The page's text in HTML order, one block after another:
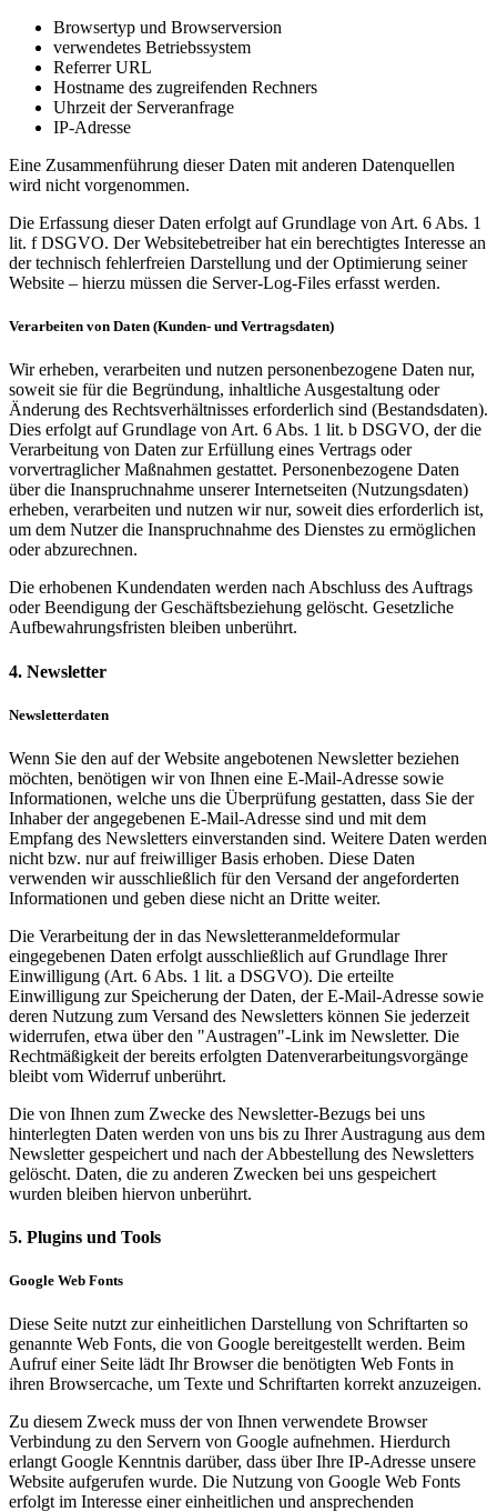
Browsertyp und Browserversion
verwendetes Betriebssystem
Referrer URL
Hostname des zugreifenden Rechners
Uhrzeit der Serveranfrage
IP-Adresse
Eine Zusammenführung dieser Daten mit anderen Datenquellen
wird nicht vorgenommen.
Die Erfassung dieser Daten erfolgt auf Grundlage von Art. 6 Abs. 1
lit. f DSGVO. Der Websitebetreiber hat ein berechtigtes Interesse an
der technisch fehlerfreien Darstellung und der Optimierung seiner
Website – hierzu müssen die Server-Log-Files erfasst werden.
Verarbeiten von Daten (Kunden- und Vertragsdaten)
Wir erheben, verarbeiten und nutzen personenbezogene Daten nur,
soweit sie für die Begründung, inhaltliche Ausgestaltung oder
Änderung des Rechtsverhältnisses erforderlich sind (Bestandsdaten).
Dies erfolgt auf Grundlage von Art. 6 Abs. 1 lit. b DSGVO, der die
Verarbeitung von Daten zur Erfüllung eines Vertrags oder
vorvertraglicher Maßnahmen gestattet. Personenbezogene Daten
über die Inanspruchnahme unserer Internetseiten (Nutzungsdaten)
erheben, verarbeiten und nutzen wir nur, soweit dies erforderlich ist,
um dem Nutzer die Inanspruchnahme des Dienstes zu ermöglichen
oder abzurechnen.
Die erhobenen Kundendaten werden nach Abschluss des Auftrags
oder Beendigung der Geschäftsbeziehung gelöscht. Gesetzliche
Aufbewahrungsfristen bleiben unberührt.
4. Newsletter
Newsletterdaten
Wenn Sie den auf der Website angebotenen Newsletter beziehen
möchten, benötigen wir von Ihnen eine E-Mail-Adresse sowie
Informationen, welche uns die Überprüfung gestatten, dass Sie der
Inhaber der angegebenen E-Mail-Adresse sind und mit dem
Empfang des Newsletters einverstanden sind. Weitere Daten werden
nicht bzw. nur auf freiwilliger Basis erhoben. Diese Daten
verwenden wir ausschließlich für den Versand der angeforderten
Informationen und geben diese nicht an Dritte weiter.
Die Verarbeitung der in das Newsletteranmeldeformular
eingegebenen Daten erfolgt ausschließlich auf Grundlage Ihrer
Einwilligung (Art. 6 Abs. 1 lit. a DSGVO). Die erteilte
Einwilligung zur Speicherung der Daten, der E-Mail-Adresse sowie
deren Nutzung zum Versand des Newsletters können Sie jederzeit
widerrufen, etwa über den "Austragen"-Link im Newsletter. Die
Rechtmäßigkeit der bereits erfolgten Datenverarbeitungsvorgänge
bleibt vom Widerruf unberührt.
Die von Ihnen zum Zwecke des Newsletter-Bezugs bei uns
hinterlegten Daten werden von uns bis zu Ihrer Austragung aus dem
Newsletter gespeichert und nach der Abbestellung des Newsletters
gelöscht. Daten, die zu anderen Zwecken bei uns gespeichert
wurden bleiben hiervon unberührt.
5. Plugins und Tools
Google Web Fonts
Diese Seite nutzt zur einheitlichen Darstellung von Schriftarten so
genannte Web Fonts, die von Google bereitgestellt werden. Beim
Aufruf einer Seite lädt Ihr Browser die benötigten Web Fonts in
ihren Browsercache, um Texte und Schriftarten korrekt anzuzeigen.
Zu diesem Zweck muss der von Ihnen verwendete Browser
Verbindung zu den Servern von Google aufnehmen. Hierdurch
erlangt Google Kenntnis darüber, dass über Ihre IP-Adresse unsere
Website aufgerufen wurde. Die Nutzung von Google Web Fonts
erfolgt im Interesse einer einheitlichen und ansprechenden